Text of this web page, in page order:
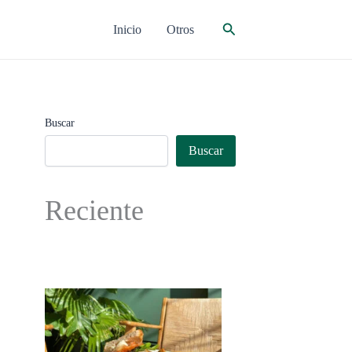
Inicio Otros Buscar
Buscar
Buscar
Reciente